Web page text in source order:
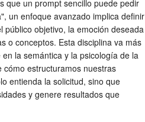
que un prompt sencillo puede pedir
un enfoque avanzado implica definir
público objetivo, la emoción deseada
o conceptos. Esta disciplina va más
la semántica y la psicología de la
estructuramos nuestras
entienda la solicitud, sino que
y genere resultados que